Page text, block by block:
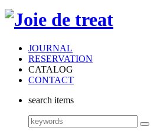
JOURNAL
RESERVATION
CATALOG
CONTACT
search items